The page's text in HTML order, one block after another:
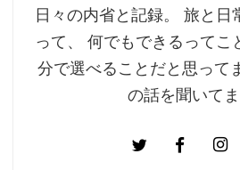
日々の内省と記録。 旅と日
って、 何でもできるってこ
分で選べることだと思って
の話を聞いてま